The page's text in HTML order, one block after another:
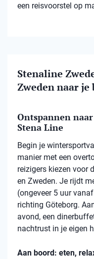
een reisvoorstel op
Stenaline
Zweden naar je
Ontspannen
Stena Line
Begin je
manier met een
reizigers kiezen voor
en Zweden. Je rijdt
(ongeveer 5 uur
richting Göteborg.
avond, een
nachtrust in je eigen
Aan boord: eten,